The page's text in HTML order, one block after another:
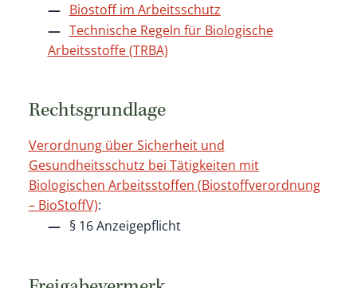
Biostoff im Arbeitsschutz
Technische Regeln für Biologische
Arbeitsstoffe (TRBA)
Rechtsgrundlage
Verordnung über Sicherheit und
Gesundheitsschutz bei Tätigkeiten mit
Biologischen Arbeitsstoffen (Biostoffverordnung
– BioStoffV):
§ 16 Anzeigepflicht